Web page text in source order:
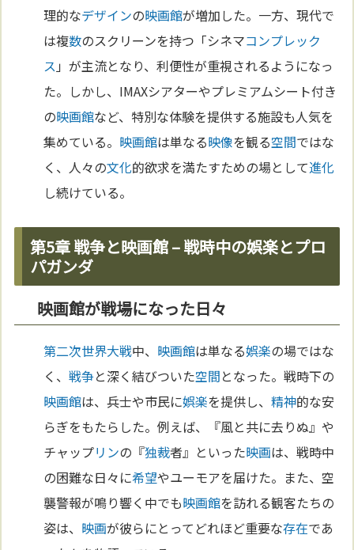
理的なデザインの映画館が増加した。一方、現代で
は複数のスクリーンを持つ「シネマコンプレック
ス 」が主流となり、利便性が重視されるようになっ
た。しかし、IMAXシアターやプレミアムシート付き
の映画館など、特別な体験を提供する施設も人気を
集めている。 映画館は単なる映像を観る空間ではな
く、人々の文化的欲求を満たすための場として進化
し続けている。
第5章 戦争と映画館 – 戦時中の娯楽とプロ
パガンダ
映画館が戦場になった日々
第二次世界大戦中、 映画館は単なる娯楽の場ではな
く、戦争と深く結びついた空間となった。戦時下の
映画館は、兵士や市民に娯楽を提供し、精神的な安
らぎをもたらした。例えば、『風と共に去りぬ』や
チャップリンの『独裁者』といった映画は、戦時中
の困難な日々に希望やユーモアを届けた。また、空
襲警報が鳴り響く中でも映画館を訪れる観客たちの
姿は、 映画が彼らにとってどれほど重要な存在であ